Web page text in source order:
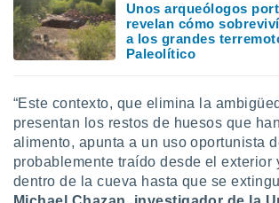
Unos arqueólogos
revelan cómo
a los grandes
Paleolítico
“Este contexto, que elimina la
presentan los restos de huesos que
alimento, apunta a un uso oportunista
probablemente traído desde el exterior
dentro de la cueva hasta que se